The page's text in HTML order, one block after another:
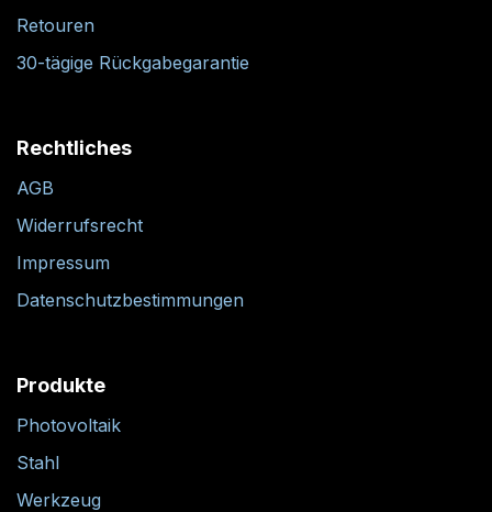
Retouren
30-tägige Rückgabegarantie
Rechtliches
AGB
Widerrufsrecht
Impressum
Datenschutzbestimmungen
Produkte
Photovoltaik
Stahl
Werkzeug